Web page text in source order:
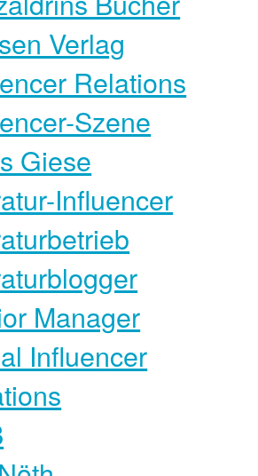
Verlag
Relations
Szene
Giese
Influencer
Manager
Influencer